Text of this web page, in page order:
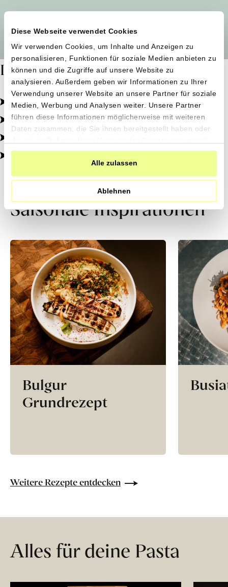
Diese Webseite verwendet Cookies
Wir verwenden Cookies, um Inhalte und Anzeigen zu
personalisieren, Funktionen für soziale Medien anbieten zu
können und die Zugriffe auf unsere Website zu
analysieren. Außerdem geben wir Informationen zu Ihrer
Verwendung unserer Website an unsere Partner für soziale
Medien, Werbung und Analysen weiter. Unsere Partner
führen diese Informationen möglicherweise mit weiteren
Daten zusammen, die Sie ihnen bereitgestellt haben oder
haben.
Alle zulassen
Ablehnen
Dafür stehen wir
Pestizidfrei angebaut, schonend verarbeitet.
Natürliche Zutaten, echter Geschmack.
Von kleinen Höfen, direkt zu dir.
100% transparent, 0% Zusatzstoffe.
Saisonale Inspirationen
Bulgur
Grundrezept
Weitere Rezepte entdecken
Alles für deine Pasta